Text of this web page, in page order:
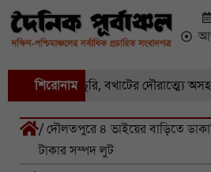
শিরোনাম
পর একচুরি, বখাটের দৌরাত্ম্যে অসহায়
/ দৌলতপুরে ৪ ভাইয়ের বাড়িতে
টাকার সম্পদ লুট